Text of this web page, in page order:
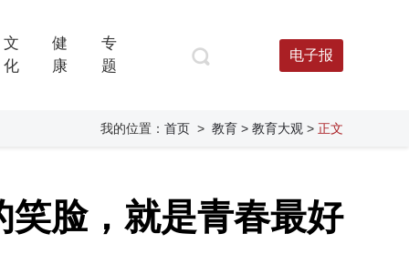
文
化
健
康
专
题
电子报
我的位置： 首页 > 教育 > 教育大观 > 正文
脸，就是青春最好